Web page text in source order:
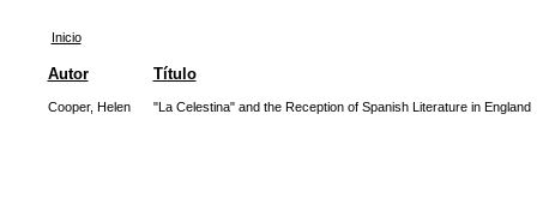
Inicio
Autor Título
Cooper, Helen "La Celestina" and the Reception of Spanish Literature in England